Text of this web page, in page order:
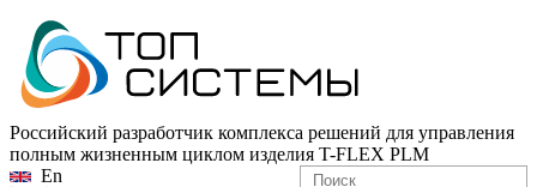
Российский разработчик комплекса решений для управления
полным жизненным циклом изделия T-FLEX PLM
En